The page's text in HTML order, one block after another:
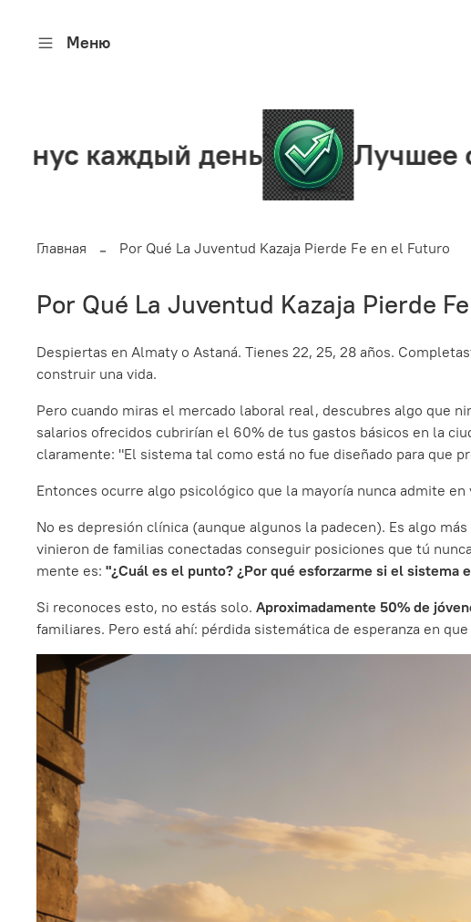
Меню
день Лучшее
Главная Por Qué La Juventud Kazaja Pierde Fe en el Futuro
Por Qué La Juventud Kazaja Pierde
Despiertas en Almaty o Astaná. Tienes 22, 25, 28 años.
construir una vida.
Pero cuando miras el mercado laboral real, descubres algo que
salarios ofrecidos cubrirían el 60% de tus gastos básicos en la
claramente: "El sistema tal como está no fue diseñado para que
Entonces ocurre algo psicológico que la mayoría nunca admite en
No es depresión clínica (aunque algunos la padecen). Es algo
vinieron de familias conectadas conseguir posiciones que tú
mente es: "¿Cuál es el punto? ¿Por qué esforzarme si el sistema
Si reconoces esto, no estás solo. Aproximadamente 50% de
familiares. Pero está ahí: pérdida sistemática de esperanza en